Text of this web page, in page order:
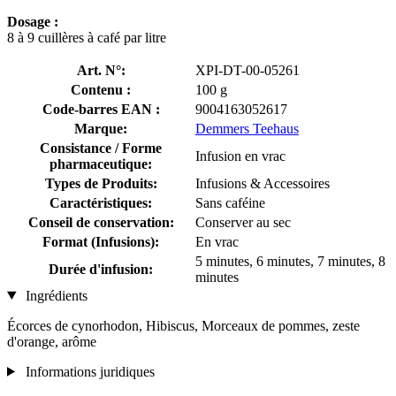
Dosage :
8 à 9 cuillères à café par litre
Art. N°:
XPI-DT-00-05261
Contenu :
100 g
Code-barres EAN :
9004163052617
Marque:
Demmers Teehaus
Consistance / Forme
pharmaceutique:
Infusion en vrac
Types de Produits:
Infusions & Accessoires
Caractéristiques:
Sans caféine
Conseil de conservation:
Conserver au sec
Format (Infusions):
En vrac
Durée d'infusion:
5 minutes, 6 minutes, 7 minutes, 8
minutes
Ingrédients
Écorces de cynorhodon, Hibiscus, Morceaux de pommes, zeste
d'orange, arôme
Informations juridiques